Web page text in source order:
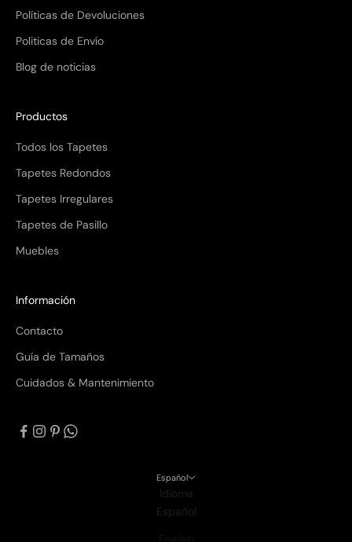
Políticas de Devoluciones
Politicas de Envío
Blog de noticias
Productos
Todos los Tapetes
Tapetes Redondos
Tapetes Irregulares
Tapetes de Pasillo
Muebles
Información
Contacto
Guía de Tamaños
Cuidados & Mantenimiento
Español
Idioma
Español